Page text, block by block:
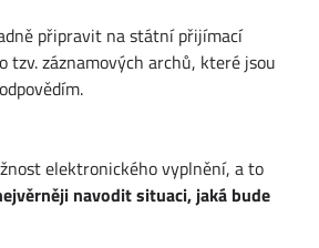
připravit na státní přijímací
tzv. záznamových archů, které jsou
elektronického vyplnění, a to
navodit situaci, jaká bude